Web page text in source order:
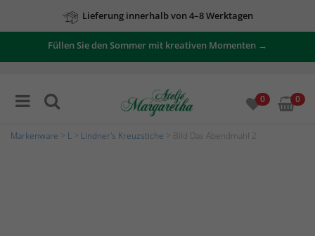
Lieferung innerhalb von 4–8 Werktagen
Füllen Sie den Sommer mit kreativen Momenten →
0 0
Markenware L Lindner's Kreuzstiche > Bild Das Abendmahl 2